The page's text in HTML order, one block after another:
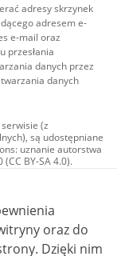
adresy skrzynek
adresem e-
e-mail oraz
przesłania
danych przez
danych
(z
są udostępniane
uznanie autorstwa
BY-SA 4.0).
materiały
licencji typu
użycie
4.0 (CC BY-
inaczej.
oraz do
nim